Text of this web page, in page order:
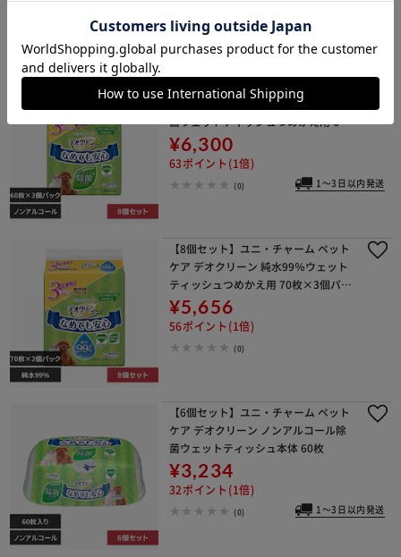
(1)
【8個セット】ユニ・チャーム ペット
ケア デオクリーン ノンアルコール除
菌ウェットティッシュつめかえ用 60
枚×3個パック
¥6,300
63ポイント(1倍)
(0) 1～3日以内発送
【8個セット】ユニ・チャーム ペット
ケア デオクリーン 純水99％ウェット
ティッシュつめかえ用 70枚×3個パッ
ク
¥5,656
56ポイント(1倍)
(0)
【6個セット】ユニ・チャーム ペット
ケア デオクリーン ノンアルコール除
菌ウェットティッシュ本体 60枚
¥3,234
32ポイント(1倍)
(0) 1～3日以内発送